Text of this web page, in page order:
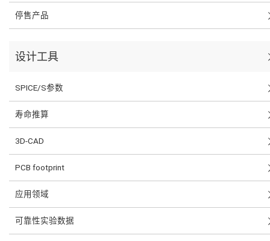
停售产品
设计工具
SPICE/S参数
寿命推算
3D-CAD
PCB footprint
应用领域
可靠性实验数据